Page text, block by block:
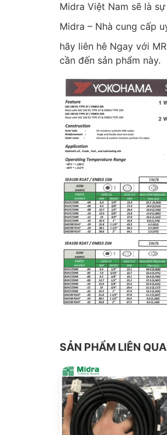
Midra Việt Nam sẽ là
Midra – Nhà cung cấp
hãy liên hê Ngay với
cần đến sản phẩm này.
SẢN PHẨM LIÊN